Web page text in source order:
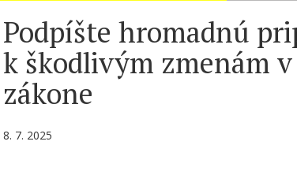
Podpíšte hromadnú
k škodlivým zmenám
zákone
8. 7. 2025